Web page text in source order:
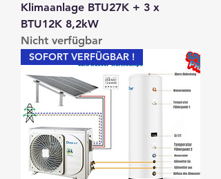
Klimaanlage BTU27K + 3 x
BTU12K 8,2kW
Nicht verfügbar
SOFORT VERFÜGBAR !